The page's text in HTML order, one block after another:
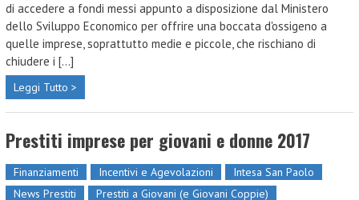
di accedere a fondi messi appunto a disposizione dal Ministero
dello Sviluppo Economico per offrire una boccata d'ossigeno a
quelle imprese, soprattutto medie e piccole, che rischiano di
chiudere i [...]
Leggi Tutto >
Prestiti imprese per giovani e donne 2017
Finanziamenti Incentivi e Agevolazioni
Intesa San Paolo
News Prestiti
Prestiti a Giovani (e Giovani Coppie)